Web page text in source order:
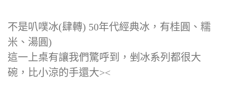
不是叭噗冰(肆轉) 50年代經典冰，有桂圓、糯
米、湯圓)
這一上桌有讓我們驚呼到，剉冰系列都很大
碗，比小涼的手還大><